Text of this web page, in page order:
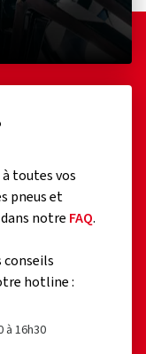
toutes vos
pneus et
notre FAQ.
conseils
hotline :
à 16h30